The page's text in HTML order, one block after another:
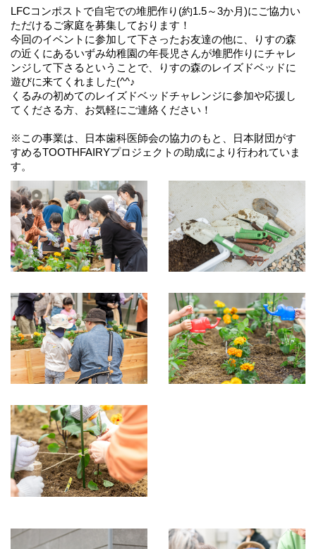
LFCコンポストで自宅での堆肥作り(約1.5～3か月)にご協力い
ただけるご家庭を募集しております！
今回のイベントに参加して下さったお友達の他に、りすの森
の近くにあるいずみ幼稚園の年長児さんが堆肥作りにチャレ
ンジして下さるということで、りすの森のレイズドベッドに
遊びに来てくれました(^^♪
くるみの初めてのレイズドベッドチャレンジに参加や応援し
てくださる方、お気軽にご連絡ください！
※この事業は、日本歯科医師会の協力のもと、日本財団がす
すめるTOOTHFAIRYプロジェクトの助成により行われていま
す。